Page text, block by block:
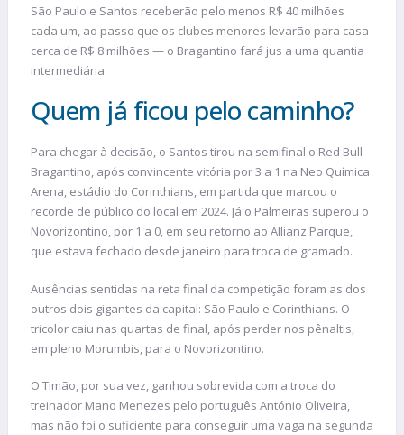
São Paulo e Santos receberão pelo menos R$ 40 milhões
cada um, ao passo que os clubes menores levarão para casa
cerca de R$ 8 milhões — o Bragantino fará jus a uma quantia
intermediária.
Quem já ficou pelo caminho?
Para chegar à decisão, o Santos tirou na semifinal o Red Bull
Bragantino, após convincente vitória por 3 a 1 na Neo Química
Arena, estádio do Corinthians, em partida que marcou o
recorde de público do local em 2024. Já o Palmeiras superou o
Novorizontino, por 1 a 0, em seu retorno ao Allianz Parque,
que estava fechado desde janeiro para troca de gramado.
Ausências sentidas na reta final da competição foram as dos
outros dois gigantes da capital: São Paulo e Corinthians. O
tricolor caiu nas quartas de final, após perder nos pênaltis,
em pleno Morumbis, para o Novorizontino.
O Timão, por sua vez, ganhou sobrevida com a troca do
treinador Mano Menezes pelo português António Oliveira,
mas não foi o suficiente para conseguir uma vaga na segunda